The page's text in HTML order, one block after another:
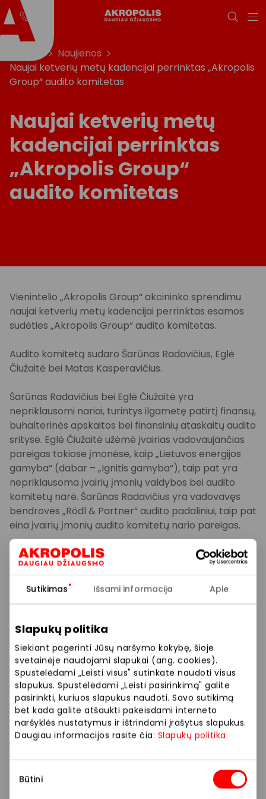
Sutikimas Išsami informacija Apie
Slapukų politika
Siekiant pagerinti Jūsų naršymo kokybę, šioje
svetainėje naudojami slapukai (ang. cookies).
Spustelėdami „Leisti visus" sutinkate naudoti visus
slapukus. Spustelėdami „Leisti pasirinkimą" galite
pasirinkti, kuriuos slapukus naudoti. Savo sutikimą
bet kada galite atšaukti pakeisdami interneto
naršyklės nustatymus ir ištrindami įrašytus slapukus.
Daugiau informacijos rasite čia: Slapukų politika
pasirinkimas
Būtini
Naujienos
Naujai ketverių metų kadencijai perrinktas „Akropolis
Group“ audito komitetas
Naujai ketverių metų
kadencijai perrinktas
„Akropolis Group“
audito komitetas
Vienintelio „Akropolis Group“ akcininko sprendimu
naujai ketverių metų kadencijai perrinktas esamos
sudėties „Akropolis Group“ audito komitetas.
Audito komitetą sudaro Šarūnas Radavičius, Eglė
Čiužaitė bei Matas Kasperavičius.
Šarūnas Radavičius bei Eglė Čiužaitė yra
nepriklausomi nariai, turintys ilgametę patirtį finansų,
buhalterinės apskaitos bei finansinių ataskaitų audito
srityse. Eglė Čiužaitė užėmė įvairias vadovaujančias
pareigas tokiose įmonėse, kaip „Lietuvos energijos
gamyba“ (dabar – „Ignitis gamyba“), taip pat yra
nepriklausoma įvairių įmonių valdybos bei audito
komitetų narė. Šarūnas Radavičius yra vadovavęs
bendrovės „Rödl & Partner“ audito padaliniui, taip pat
eina įvairių įmonių audito komitetų nario pareigas.
Matas Kasperavičius yra UAB „Vilniaus prekyba“
finansų vadovas, prieš tai įvairiose pareigose dirbęs
„Ernst & Young Baltic“ bei UAB „NDX Group“.
užtikrinti efektyvų ir patikimą finansinių ataskaitų
audito procesą, išorinio auditoriaus
nepriklausomumo priežiūrą ir stebėseną, teikti
rekomendacijas veiklos kokybės gerinimo ir finansų
kontrolės srityse. Sėkminga audito komiteto veikla
per pastarąją kadenciją prisidėjo prie reikšmingų
procesų – buvo atnaujintos vidaus kontrolės
procedūros bei sustiprinta rizikų valdymo strategija.
metu ir toliau nuosekliai padės užtikrinti efektyvią
„Akropolis Group“ vidaus procesų kontrolę bei